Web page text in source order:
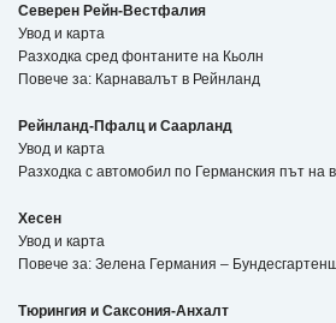
Северен Рейн-Вестфалия
Увод и карта
Разходка сред фонтаните на Кьолн
Повече за: Карнавалът в Рейнланд
Рейнланд-Пфалц и Саарланд
Увод и карта
Разходка с автомобил по Германския път на
Хесен
Увод и карта
Повече за: Зелена Германия –
Тюрингия и Саксония-Анхалт